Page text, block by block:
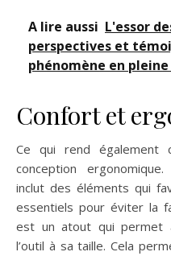
A lire aussi L'essor
perspectives et
phénomène en
Confort et
Ce qui rend
conception
inclut des éléments qui
essentiels pour éviter la
est un atout qui permet
l’outil à sa taille. Cela